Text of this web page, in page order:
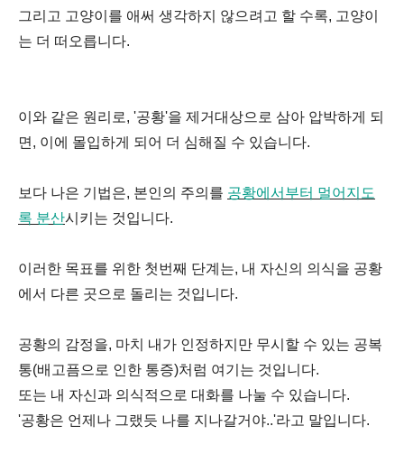
그리고 고양이를 애써 생각하지 않으려고 할 수록, 고양이
는 더 떠오릅니다.
이와 같은 원리로, '공황'을 제거대상으로 삼아 압박하게 되
면, 이에 몰입하게 되어 더 심해질 수 있습니다.
보다 나은 기법은, 본인의 주의를 공황에서부터 멀어지도
록 분산시키는 것입니다.
이러한 목표를 위한 첫번째 단계는, 내 자신의 의식을 공황
에서 다른 곳으로 돌리는 것입니다.
공황의 감정을, 마치 내가 인정하지만 무시할 수 있는 공복
통(배고픔으로 인한 통증)처럼 여기는 것입니다.
또는 내 자신과 의식적으로 대화를 나눌 수 있습니다.
'공황은 언제나 그랬듯 나를 지나갈거야..'라고 말입니다.